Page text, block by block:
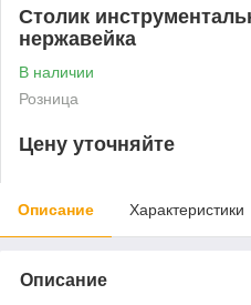
Столик
нержавейка
В наличии
Розница
Цену уточняйте
Описание Характеристики
Описание